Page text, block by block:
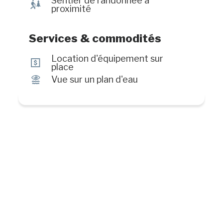
&
proximité
Services & commodités
ö
Location d'équipement sur
place
Ï Vue sur un plan d'eau